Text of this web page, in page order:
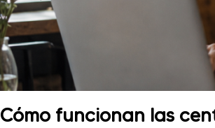
Cómo funcionan las